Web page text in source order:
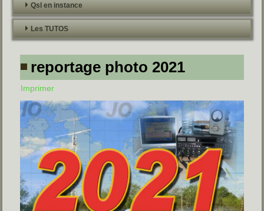
Qsl en instance
Les TUTOS
reportage photo 2021
Imprimer